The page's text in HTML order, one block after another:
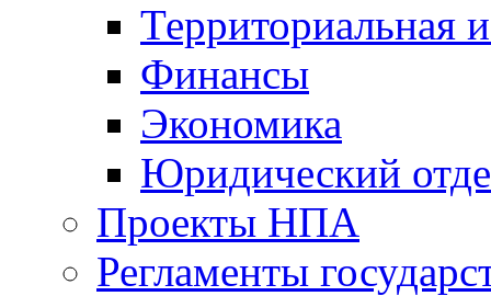
Территориальная
Финансы
Экономика
Юридический
Проекты НПА
Регламенты